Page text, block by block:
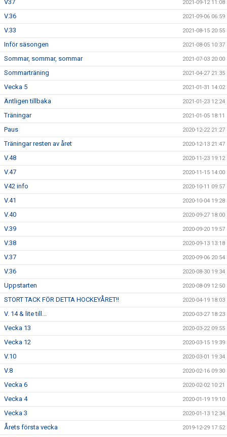
V37 2021-09-12 11:08
V.36 2021-09-06 06:59
V.33 2021-08-15 20:55
Inför säsongen 2021-08-05 10:37
Sommar, sommar, sommar 2021-07-03 20:00
Sommarträning 2021-04-27 21:35
Vecka 5 2021-01-31 14:02
Äntligen tillbaka 2021-01-23 12:24
Träningar 2021-01-05 18:11
Paus 2020-12-22 21:27
Träningar resten av året 2020-12-13 21:47
V.48 2020-11-23 19:12
V.47 2020-11-15 14:00
V42 info 2020-10-11 09:57
V.41 2020-10-04 19:28
V.40 2020-09-27 18:00
V.39 2020-09-20 19:57
V.38 2020-09-13 13:18
V.37 2020-09-06 20:54
V.36 2020-08-30 19:34
Uppstarten 2020-08-09 12:50
STORT TACK FÖR DETTA HOCKEYÅRET!! 2020-04-19 18:03
V. 14 & lite till... 2020-03-27 18:23
Vecka 13 2020-03-22 09:55
Vecka 12 2020-03-15 19:39
V.10 2020-03-01 19:34
V.8 2020-02-16 09:30
Vecka 6 2020-02-02 10:21
Vecka 4 2020-01-19 19:10
Vecka 3 2020-01-13 12:34
Årets första vecka 2019-12-29 17:52